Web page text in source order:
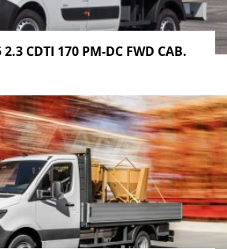
CDTI 170 PM-DC FWD CAB.